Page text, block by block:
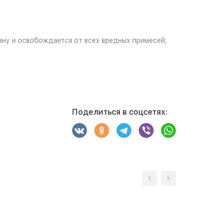
и освобождается от всех вредных примесей,
Поделиться в соцсетях: